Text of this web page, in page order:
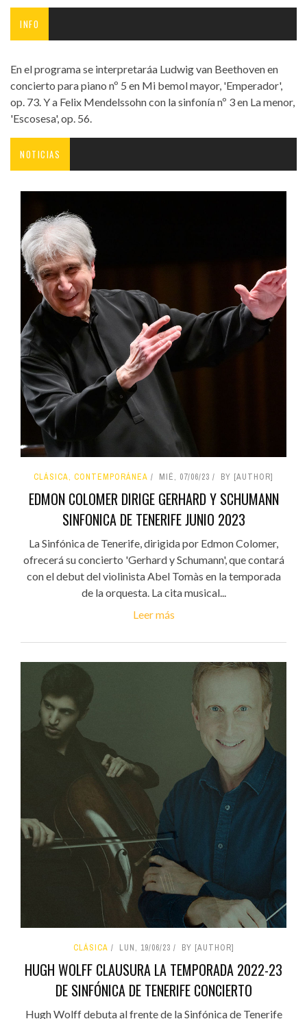
INFO
En el programa se interpretaráa Ludwig van Beethoven en
concierto para piano nº 5 en Mi bemol mayor, 'Emperador',
op. 73. Y a Felix Mendelssohn con la sinfonía nº 3 en La menor,
'Escosesa', op. 56.
NOTICIAS
CLÁSICA, CONTEMPORÁNEA MIÉ, 07/06/23 BY [AUTHOR]
EDMON COLOMER DIRIGE GERHARD Y SCHUMANN
SINFONICA DE TENERIFE JUNIO 2023
La Sinfónica de Tenerife, dirigida por Edmon Colomer,
ofrecerá su concierto 'Gerhard y Schumann', que contará
con el debut del violinista Abel Tomàs en la temporada
de la orquesta. La cita musical...
Leer más
CLÁSICA LUN, 19/06/23 BY [AUTHOR]
HUGH WOLFF CLAUSURA LA TEMPORADA 2022-23
DE SINFÓNICA DE TENERIFE CONCIERTO
Hugh Wolff debuta al frente de la Sinfónica de Tenerife